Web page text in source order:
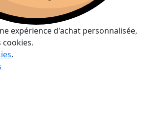
expérience d'achat personnalisée,
.